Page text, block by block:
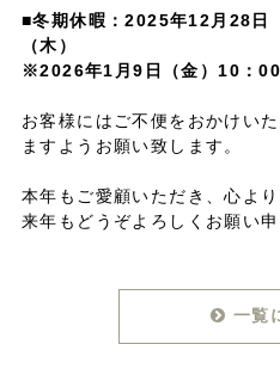
■冬期休暇：2025年12月28日
（木）
※2026年1月9日（金）10：00
お客様にはご不便をおかけい
ますようお願い致します。
本年もご愛顧いただき、心よ
来年もどうぞよろしくお願い申
一覧